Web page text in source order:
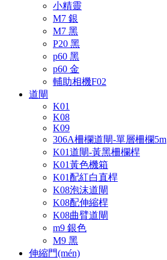
小精靈
M7 銀
M7 黑
P20 黑
p60 黑
p60 金
輔助相機F02
道閘
K01
K08
K09
306A柵欄道閘-單層柵欄5m
K01道閘-黃黑柵欄桿
K01黃色機箱
K01配紅白直桿
K08泡沫道閘
K08配伸縮桿
K08曲臂道閘
m9 銀色
M9 黑
伸縮門(mén)